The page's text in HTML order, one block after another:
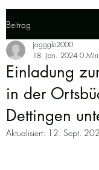
Beitrag
Einladung
in der
Dettingen
jogggle2000
18. Jan. 2024 0
Aktualisiert: 12. Sept.